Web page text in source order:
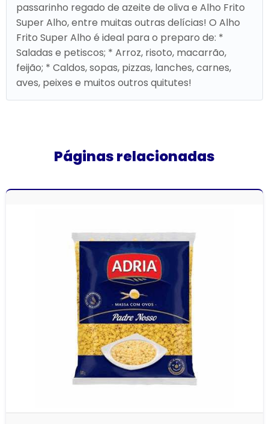
passarinho regado de azeite de oliva e Alho Frito
Super Alho, entre muitas outras delícias! O Alho
Frito Super Alho é ideal para o preparo de: *
Saladas e petiscos; * Arroz, risoto, macarrão,
feijão; * Caldos, sopas, pizzas, lanches, carnes,
aves, peixes e muitos outros quitutes!
Páginas relacionadas